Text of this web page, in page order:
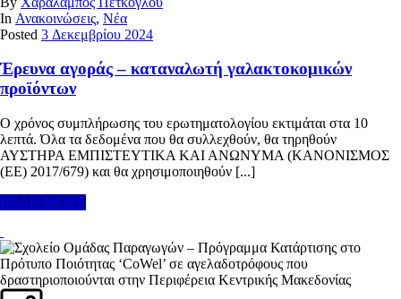
In Ανακοινώσεις, Νέα
Posted 3 Δεκεμβρίου 2024
Έρευνα αγοράς – καταναλωτή γαλακτοκομικών
προϊόντων
Ο χρόνος συμπλήρωσης του ερωτηματολογίου εκτιμάται στα 10
λεπτά. Όλα τα δεδομένα που θα συλλεχθούν, θα τηρηθούν
ΑΥΣΤΗΡΑ ΕΜΠΙΣΤΕΥΤΙΚΑ ΚΑΙ ΑΝΩΝΥΜΑ (ΚΑΝΟΝΙΣΜΟΣ
(ΕΕ) 2017/679) και θα χρησιμοποιηθούν [...]
READ MORE